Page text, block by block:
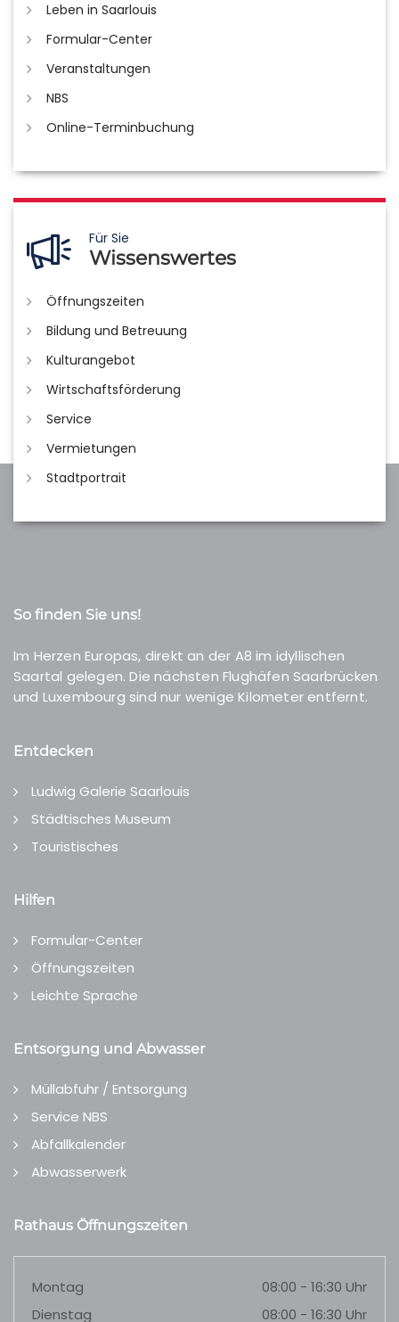
Leben in Saarlouis
Formular-Center
Veranstaltungen
NBS
Online-Terminbuchung
Für Sie
Wissenswertes
Öffnungszeiten
Bildung und Betreuung
Kulturangebot
Wirtschaftsförderung
Service
Vermietungen
Stadtportrait
So finden Sie uns!
Im Herzen Europas, direkt an der A8 im idyllischen
Saartal gelegen. Die nächsten Flughäfen Saarbrücken
und Luxembourg sind nur wenige Kilometer entfernt.
Entdecken
Ludwig Galerie Saarlouis
Städtisches Museum
Touristisches
Hilfen
Formular-Center
Öffnungszeiten
Leichte Sprache
Entsorgung und Abwasser
Müllabfuhr / Entsorgung
Service NBS
Abfallkalender
Abwasserwerk
Rathaus Öffnungszeiten
Montag
08:00 - 16:30 Uhr
Dienstag
08:00 - 16:30 Uhr